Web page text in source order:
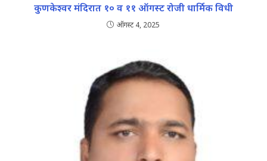
कुणकेश्वर मंदिरात १० व ११ ऑगस्ट रोजी धार्मिक विधी
ऑगस्ट 4, 2025